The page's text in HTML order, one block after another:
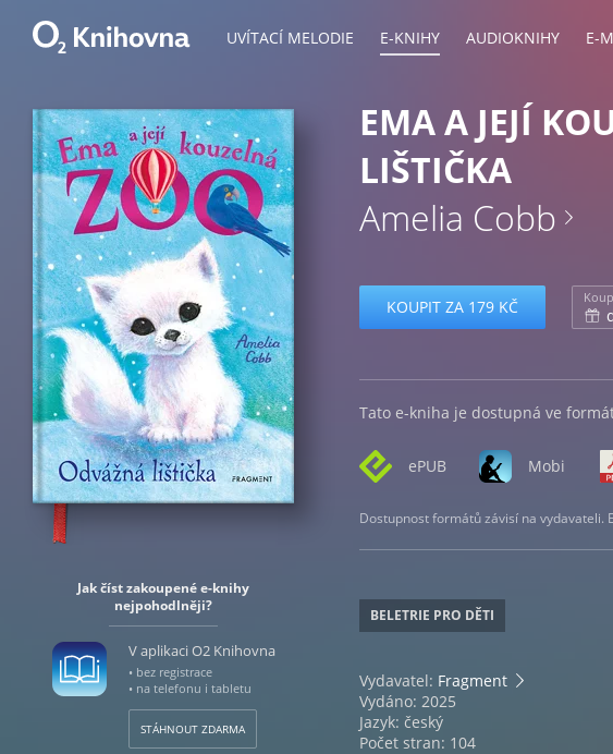
UVÍTACÍ MELODIE E-KNIHY AUDIOKNIHY E-
Jak číst zakoupené e-knihy
nejpohodlněji?
V aplikaci O2 Knihovna
• bez registrace
• na telefonu i tabletu
STÁHNOUT ZDARMA
EMA A JEJÍ
LIŠTIČKA
Amelia Cobb
KOUPIT ZA 179 KČ
Tato e-kniha je dostupná ve
ePUB Mobi
Dostupnost formátů závisí na vydavateli.
BELETRIE PRO DĚTI
Vydavatel: Fragment
Vydáno: 2025
Jazyk: český
Počet stran: 104